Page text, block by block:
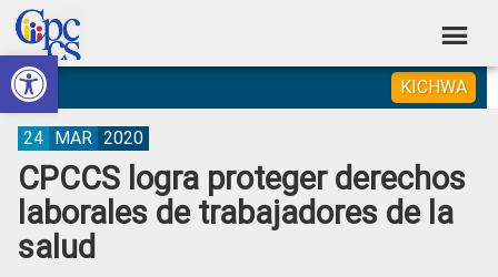
Abrir barra de herramientas
Skip
to
primary
navigation
Skip
to
main
content
Skip
to
primary
sidebar
Skip
to
footer
Consejo
de
Participación
Ciudadana
Control
Construyendo
Poder
Ciudadano
KICHWA
CPCCS logra proteger derechos
laborales de trabajadores de la
salud
24 MAR 2020